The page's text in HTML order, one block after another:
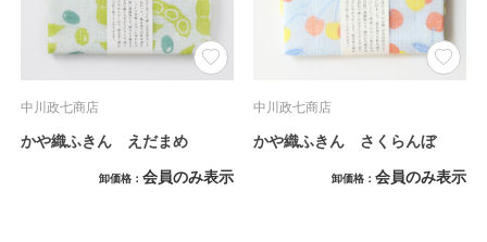
中川政七商店
かや織ふきん えだまめ
卸価格 会員のみ表示
中川政七商店
かや織ふきん さくらんぼ
卸価格 会員のみ表示